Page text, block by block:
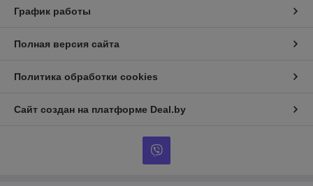
График работы
Полная версия сайта
Политика обработки cookies
Сайт создан на платформе Deal.by